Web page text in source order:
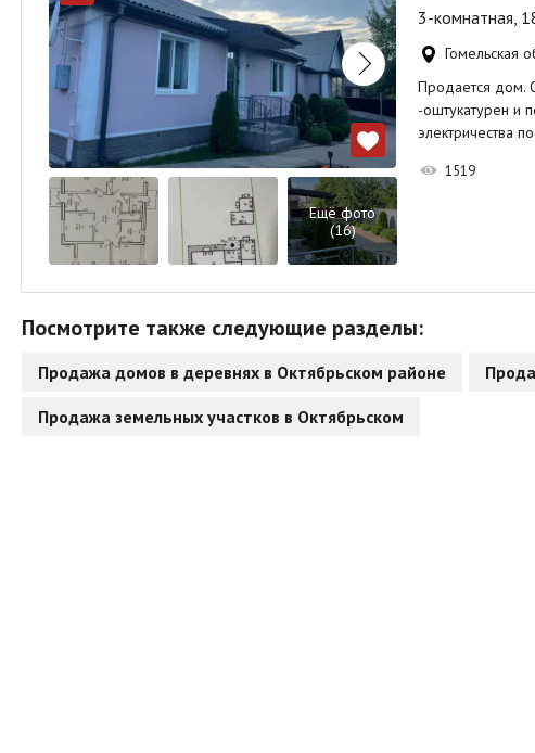
Ещё фото
(16)
3-комнатная,
Гомельская
Продается дом.
-оштукатурен и
электричества
1519
Посмотрите также следующие разделы:
Продажа домов в деревнях в Октябрьском районе
Продажа земельных участков в Октябрьском